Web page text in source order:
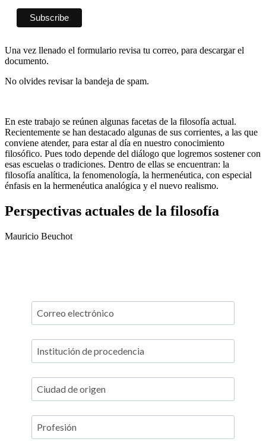
Una vez llenado el formulario revisa tu correo, para descargar el
documento.
No olvides revisar la bandeja de spam.
En este trabajo se reúnen algunas facetas de la filosofía actual.
Recientemente se han destacado algunas de sus corrientes, a las que
conviene atender, para estar al día en nuestro conocimiento
filosófico. Pues todo depende del diálogo que logremos sostener con
esas escuelas o tradiciones. Dentro de ellas se encuentran: la
filosofía analítica, la fenomenología, la hermenéutica, con especial
énfasis en la hermenéutica analógica y el nuevo realismo.
Perspectivas actuales de la filosofía
Mauricio Beuchot